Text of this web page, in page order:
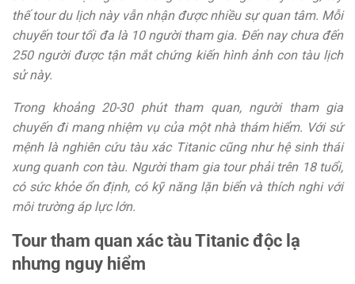
thế tour du lịch này vẫn nhận được nhiều sự quan tâm. Mỗi
chuyến tour tối đa là 10 người tham gia. Đến nay chưa đến
250 người được tận mắt chứng kiến hình ảnh con tàu lịch
sử này.
Trong khoảng 20-30 phút tham quan, người tham gia
chuyến đi mang nhiệm vụ của một nhà thám hiểm. Với sứ
mệnh là nghiên cứu tàu xác Titanic cũng như hệ sinh thái
xung quanh con tàu. Người tham gia tour phải trên 18 tuổi,
có sức khỏe ổn định, có kỹ năng lặn biển và thích nghi với
môi trường áp lực lớn.
Tour tham quan xác tàu Titanic độc lạ
nhưng nguy hiểm